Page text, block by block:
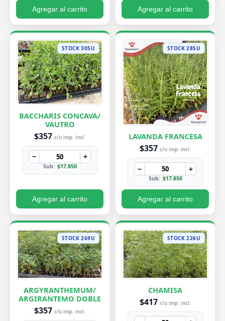
Agregar al carrito Agregar al carrito
STOCK 305U
BACCHARIS CONCAVA/
VAUTRO
$357 c/u imp. incl.
− +
Sub: $17.850
Agregar al carrito
STOCK 285U
LAVANDA FRANCESA
$357 c/u imp. incl.
− +
Sub: $17.850
Agregar al carrito
STOCK 269U
ARGYRANTHEMUM/
ARGIRANTEMO DOBLE
$357 c/u imp. incl.
STOCK 226U
CHAMISA
$417 c/u imp. incl.